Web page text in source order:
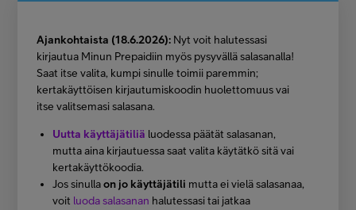
Minun Telia
EN SV
Ajankohtaista (18.6.2026): Nyt voit halutessasi
kirjautua Minun Prepaidiin myös pysyvällä salasanalla!
Saat itse valita, kumpi sinulle toimii paremmin;
kertakäyttöisen kirjautumiskoodin huolettomuus vai
itse valitsemasi salasana.
Uutta käyttäjätiliä luodessa päätät salasanan,
mutta aina kirjautuessa saat valita käytätkö sitä vai
kertakäyttökoodia.
Jos sinullaon jo käyttäjätili mutta ei vielä salasanaa,
voit luoda salasanan halutessasi tai jatkaa